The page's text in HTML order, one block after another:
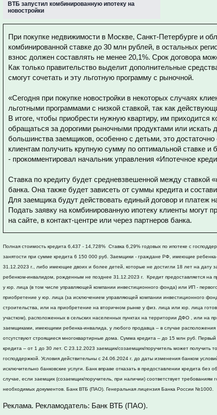
ВТБ запустил комбинированную ипотеку на
новостройки
При покупке недвижимости в Москве, Санкт-Петербурге и
комбинированной ставке до 30 млн рублей, в остальных
взнос должен составлять не менее 20,1%. Срок договора
Как только правительство выделит дополнительные
смогут сочетать и эту льготную программу с рыночной.
«Сегодня при покупке новостройки в некоторых случаях
льготными программами с низкой ставкой, так как
В итоге, чтобы приобрести нужную квартиру, им приходится
обращаться за дорогими рыночными продуктами или искать
большинства заемщиков, особенно с детьми, это
клиентам получить крупную сумму по оптимальной ставке и
- прокомментировал начальник управления «Ипотечное
Ставка по кредиту будет средневзвешенной между ставкой
банка. Она также будет зависеть от суммы кредита и
Для заемщика будут действовать единый договор и платеж
Подать заявку на комбинированную ипотеку клиенты
на сайте, в контакт-центре или через партнеров банка.
Полная стоимость кредита 6,437 - 14,728% Ставка 6,29% годовых по ипотеке с
занятости при сумме кредита 6 150 000 руб. Заемщики - граждане РФ, имеющие
31.12.2023 г., либо имеющие двоих и более детей, которые не достигли 18 лет на дату
ребенком-инвалидом, рожденным не позднее 31.12.2023 г. Кредит предоставляется на
у юр. лица (в том числе управляющей компании инвестиционного фонда) или ИП -
приобретение у юр. лица (за исключением управляющей компании инвестиционного
строительства, или на приобретение на вторичном рынке у физ. лица или юр. лица
участком), расположенных в сельских населенных пунктах на территории ДФО , или на
заемщиками, имеющими ребенка-инвалида, у любого продавца – в случае расположения
отсутствуют строящиеся многоквартирные дома. Сумма кредита – до 15 млн руб.
кредита – от 1 до 30 лет. С 23.12.2023 заемщик/созаемщик/поручитель может получить
господдержкой. Условия действительны с 24.06.2024 г. до даты изменения банком
исключительно банковские услуги. Банк вправе отказать в предоставлении кредита без
случае, если заемщик (созаемщик/поручитель, при наличии) соответствует требованиям
необходимых документов. Банк ВТБ (ПАО). Генеральная лицензия Банка России №1000.
Реклама. Рекламодатель: Банк ВТБ (ПАО).